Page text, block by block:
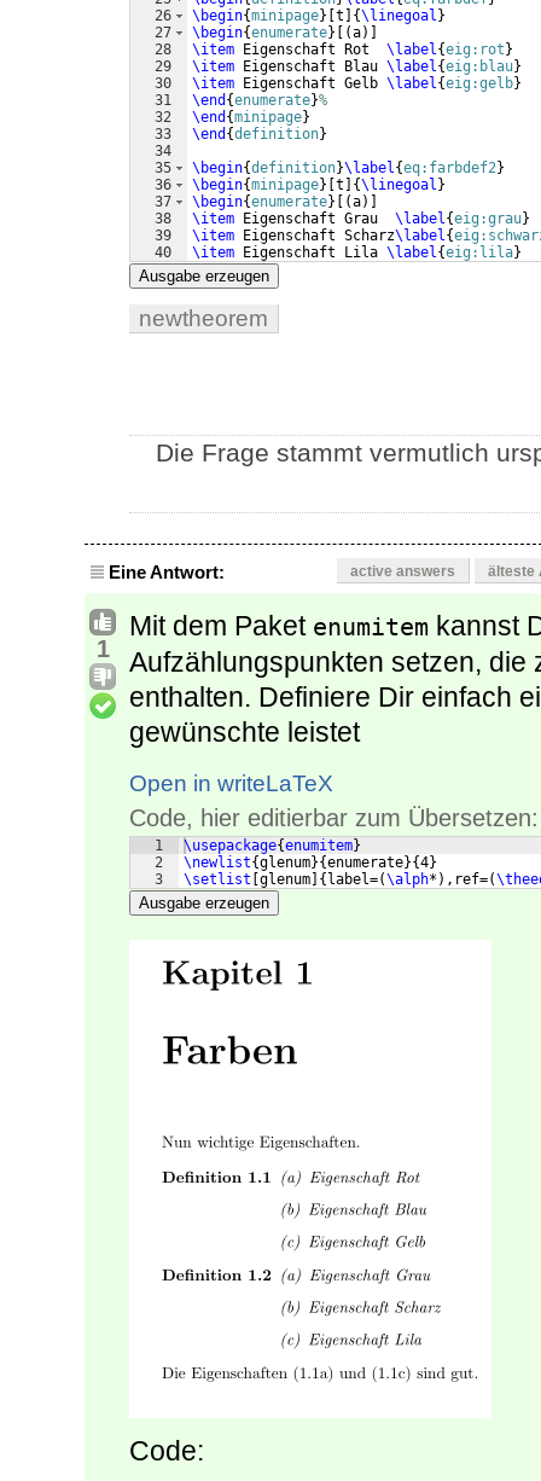
26
27
28
29
30
31
32
33
34
35
36
37
38
39
40
41
\begin{minipage} t {\linegoal }
\begin{enumerate} [(a)]
\item Eigenschaft Rot \label{eig:rot }
\item Eigenschaft Blau \label{eig:blau}
\item Eigenschaft Gelb \label{eig:gelb}
\end {enumerate}%
\end {minipage}
\end {definition}
\begin{definition}\label{eq:farbdef2}
\begin{minipage} t {\linegoal }
\begin{enumerate} [(a)]
\item Eigenschaft Grau \label{eig:grau}
\item Eigenschaft Scharz\label{
\item Eigenschaft Lila \label{eig:lila}
\end{enumerate
Ausgabe erzeugen
newtheorem
Die Frage stammt vermutlich
Eine Antwort: active answers älteste
1
Mit dem Paket enumitem kannst
Aufzählungspunkten setzen, die
enthalten. Definiere Dir einfach
gewünschte leistet
Open in writeLaTeX
Code, hier editierbar zum Übersetzen:
1
2
3
\usepackage{enumitem}
\newlist{glenum}{enumerate}{4}
\setlist glenum { label=(\alph* ) ,ref=(
Ausgabe erzeugen
Code: